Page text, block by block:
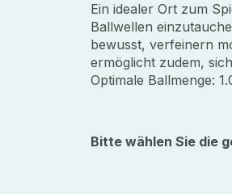
Ein idealer Ort zum
Ballwellen
bewusst, verfeinern
ermöglicht zudem,
Optimale Ballmenge:
Bitte wählen Sie die